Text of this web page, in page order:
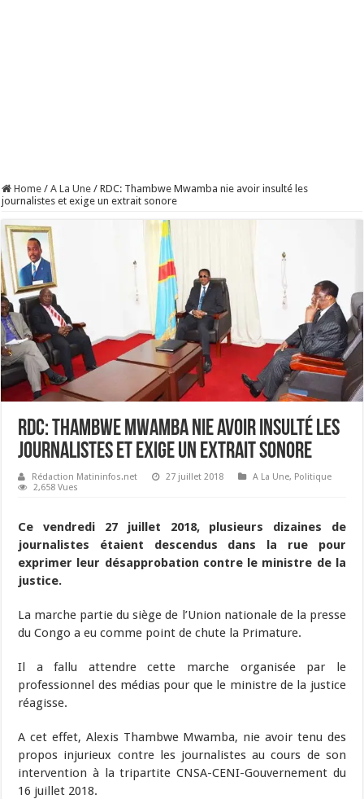
Home / A La Une / RDC: Thambwe Mwamba nie avoir insulté les
journalistes et exige un extrait sonore
RDC: Thambwe Mwamba nie avoir insulté les
journalistes et exige un extrait sonore
Rédaction Matininfos.net 27 juillet 2018 A La Une, Politique
2,658 Vues
Ce vendredi 27 juillet 2018, plusieurs dizaines de
journalistes étaient descendus dans la rue pour
exprimer leur désapprobation contre le ministre de la
justice.
La marche partie du siège de l’Union nationale de la presse
du Congo a eu comme point de chute la Primature.
Il a fallu attendre cette marche organisée par le
professionnel des médias pour que le ministre de la justice
réagisse.
A cet effet, Alexis Thambwe Mwamba, nie avoir tenu des
propos injurieux contre les journalistes au cours de son
intervention à la tripartite CNSA-CENI-Gouvernement du
16 juillet 2018.